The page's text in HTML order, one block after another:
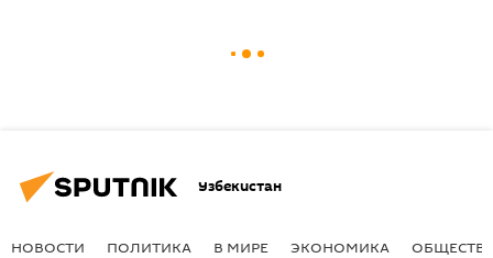
Узбекистан
НОВОСТИ ПОЛИТИКА В МИРЕ ЭКОНОМИКА